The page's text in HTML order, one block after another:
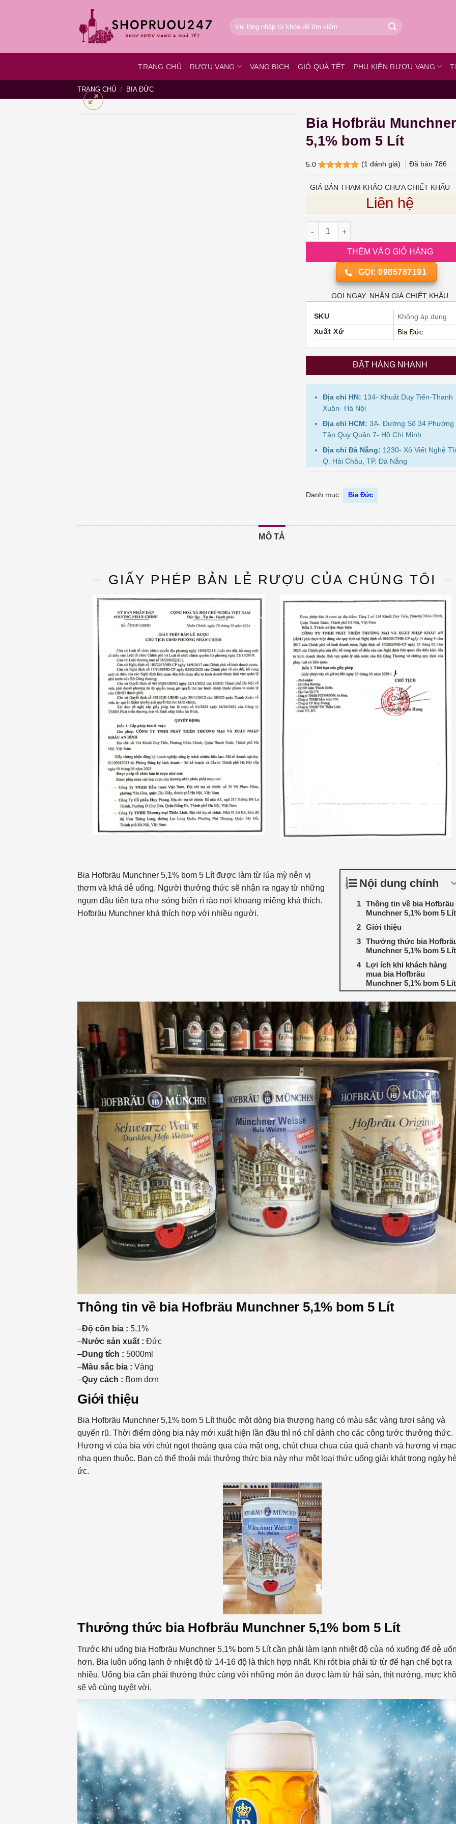
Tìm
kiếm:
TRANG CHỦ RƯỢU VANG VANG BỊCH GIỎ QUÀ TẾT PHỤ KIỆN RƯỢU VANG
TRANG CHỦ / BIA ĐỨC
Bia Hofbräu Munchner
5,1% bom 5 Lít
5.0
dựa trên
(1 đánh giá) Đã bán 786
GIÁ BÁN THAM KHẢO CHƯA CHIẾT KHẤU
Liên hệ
Bia Hofbräu Munchner 5,1% bom 5 Lít số
THÊM VÀO GIỎ HÀNG
GỌI: 0985787191
GỌI NGAY: NHẬN GIÁ CHIẾT KHẤU
SKU
Không áp dụng
Xuất Xứ
Bia Đức
ĐẶT HÀNG NHANH
Địa chỉ HN: 134- Khuất Duy Tiến-Thanh
Xuân- Hà Nội
Địa chỉ HCM: 3A- Đường Số 34 Phường
Tân Quy Quận 7- Hồ Chí Minh
Địa chỉ Đà Nẵng: 1230- Xô Viết Nghệ
Q. Hải Châu, TP. Đà Nẵng
Danh mục: Bia Đức
MÔ TẢ
GIẤY PHÉP BẢN LẺ RƯỢU CỦA CHÚNG TÔI
Nội dung chính
Thông tin về bia Hofbräu
Munchner 5,1% bom 5 Lít
Giới thiệu
Thưởng thức bia
Munchner 5,1% bom 5 Lít
Lợi ích khi khách hàng
mua bia Hofbräu
Munchner 5,1% bom 5 Lít
Bia Hofbräu Munchner 5,1% bom 5 Lít được làm từ lúa mỳ nên vị
thơm và khá dễ uống. Người thưởng thức sẽ nhận ra ngay từ những
ngụm đầu tiên tựa như sóng biển rì rào nơi khoang miệng khá thích.
Hofbräu Munchner khá thích hợp với nhiều người.
Thông tin về bia Hofbräu Munchner 5,1% bom 5 Lít
–Độ cồn bia : 5,1%
–Nước sản xuất : Đức
–Dung tích : 5000ml
–Màu sắc bia : Vàng
–Quy cách : Bom đơn
Giới thiệu
Bia Hofbräu Munchner 5,1% bom 5 Lít thuộc một dòng bia thượng hạng có màu sắc vàng tươi sáng và
quyến rũ. Thời điểm dòng bia này mới xuất hiện lần đầu thì nó chỉ dành cho các công tước thưởng thức.
Hương vị của bia với chút ngọt thoáng qua của mật ong, chút chua chua của quả chanh và hương vị
nha quen thuộc. Bạn có thể thoải mái thưởng thức bia này như một loại thức uống giải khát trong ngày
ức.
Thưởng thức bia Hofbräu Munchner 5,1% bom 5 Lít
Trước khi uống bia Hofbräu Munchner 5,1% bom 5 Lít cần phải làm lạnh nhiệt độ của nó xuống để dễ
hơn. Bia luôn uống lạnh ở nhiệt độ từ 14-16 độ là thích hợp nhất. Khi rót bia phải từ từ để hạn chế bọt ra
nhiều. Uống bia cần phải thưởng thức cùng với những món ăn được làm từ hải sản, thịt nướng, mực khô
sẽ vô cùng tuyệt vời.